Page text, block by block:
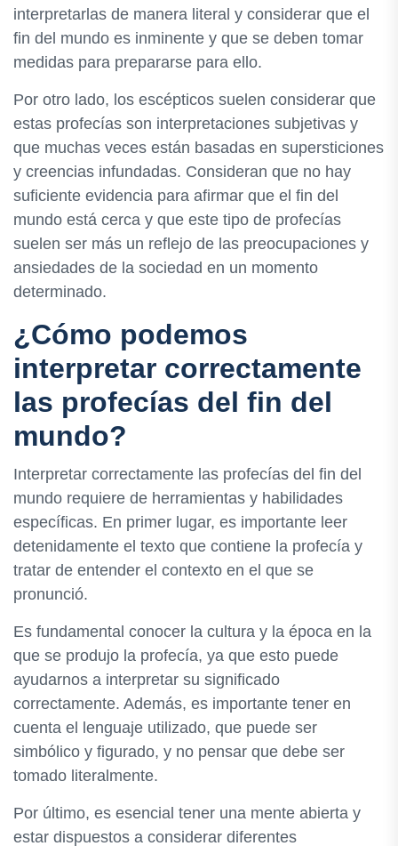
interpretarlas de manera literal y considerar que el
fin del mundo es inminente y que se deben tomar
medidas para prepararse para ello.
Por otro lado, los escépticos suelen considerar que
estas profecías son interpretaciones subjetivas y
que muchas veces están basadas en supersticiones
y creencias infundadas. Consideran que no hay
suficiente evidencia para afirmar que el fin del
mundo está cerca y que este tipo de profecías
suelen ser más un reflejo de las preocupaciones y
ansiedades de la sociedad en un momento
determinado.
¿Cómo podemos
interpretar correctamente
las profecías del fin del
mundo?
Interpretar correctamente las profecías del fin del
mundo requiere de herramientas y habilidades
específicas. En primer lugar, es importante leer
detenidamente el texto que contiene la profecía y
tratar de entender el contexto en el que se
pronunció.
Es fundamental conocer la cultura y la época en la
que se produjo la profecía, ya que esto puede
ayudarnos a interpretar su significado
correctamente. Además, es importante tener en
cuenta el lenguaje utilizado, que puede ser
simbólico y figurado, y no pensar que debe ser
tomado literalmente.
Por último, es esencial tener una mente abierta y
estar dispuestos a considerar diferentes